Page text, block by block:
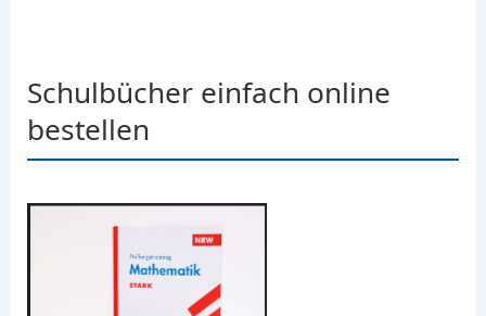
Schulbücher einfach online
bestellen